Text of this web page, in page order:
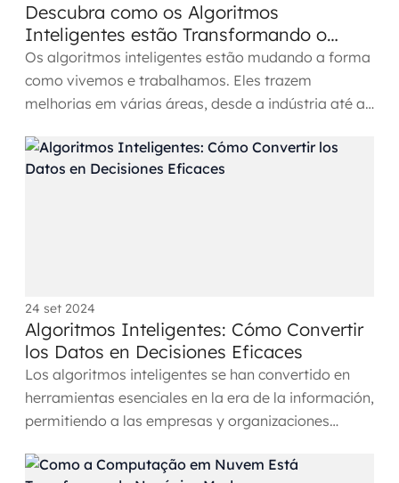
Descubra como os Algoritmos
Inteligentes estão Transformando o
Futuro da Tecnologia
Os algoritmos inteligentes estão mudando a forma
como vivemos e trabalhamos. Eles trazem
melhorias em várias áreas, desde a indústria até a
24 set 2024
Algoritmos Inteligentes: Cómo Convertir
los Datos en Decisiones Eficaces
Los algoritmos inteligentes se han convertido en
herramientas esenciales en la era de la información,
permitiendo a las empresas y organizaciones